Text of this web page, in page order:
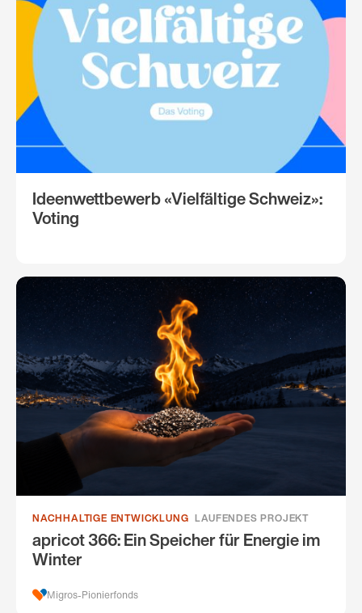
Ideenwettbewerb «Vielfältige Schweiz»:
Voting
NACHHALTIGE ENTWICKLUNG LAUFENDES PROJEKT
apricot 366: Ein Speicher für Energie im
Winter
Migros-Pionierfonds